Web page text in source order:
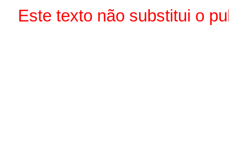
Este texto não substitui o